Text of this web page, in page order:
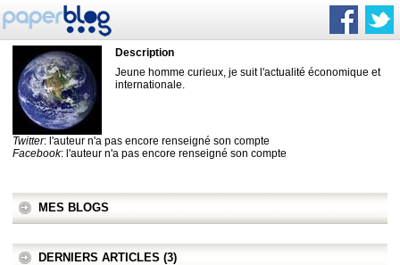
Description
Jeune homme curieux, je suit l'actualité économique et
internationale.
Twitter: l'auteur n'a pas encore renseigné son compte
Facebook: l'auteur n'a pas encore renseigné son compte
MES BLOGS
DERNIERS ARTICLES (3)